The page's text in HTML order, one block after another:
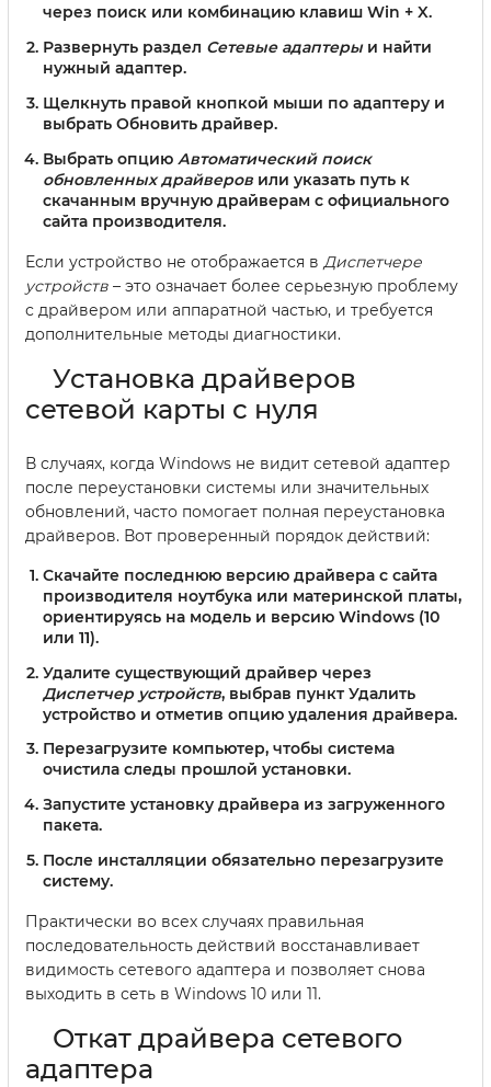
через поиск или комбинацию клавиш Win + X.
Развернуть раздел Сетевые адаптерыи найти
нужный адаптер.
Щелкнуть правой кнопкой мыши по адаптеру и
выбрать Обновить драйвер.
Выбрать опцию Автоматический поиск
обновленных драйверов или указать путь к
скачанным вручную драйверам с официального
сайта производителя.
Если устройство не отображается в Диспетчере
устройств – это означает более серьезную проблему
с драйвером или аппаратной частью, и требуется
дополнительные методы диагностики.
Установка драйверов
сетевой карты с нуля
В случаях, когда Windows не видит сетевой адаптер
после переустановки системы или значительных
обновлений, часто помогает полная переустановка
драйверов. Вот проверенный порядок действий:
Скачайте последнюю версию драйвера с сайта
производителя ноутбука или материнской платы,
ориентируясь на модель и версию Windows (10
или 11).
Удалите существующий драйвер через
Диспетчер устройств, выбрав пункт Удалить
устройство и отметив опцию удаления драйвера.
Перезагрузите компьютер, чтобы система
очистила следы прошлой установки.
Запустите установку драйвера из загруженного
пакета.
После инсталляции обязательно перезагрузите
систему.
Практически во всех случаях правильная
последовательность действий восстанавливает
видимость сетевого адаптера и позволяет снова
выходить в сеть в Windows 10 или 11.
Откат драйвера сетевого
адаптера